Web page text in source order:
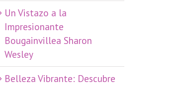
​Un Vistazo a la
Impresionante
Bougainvillea Sharon
Wesley
Belleza Vibrante: Descubre